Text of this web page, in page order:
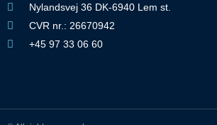
Nylandsvej 36 DK-6940 Lem st.
CVR nr.: 26670942
+45 97 33 06 60